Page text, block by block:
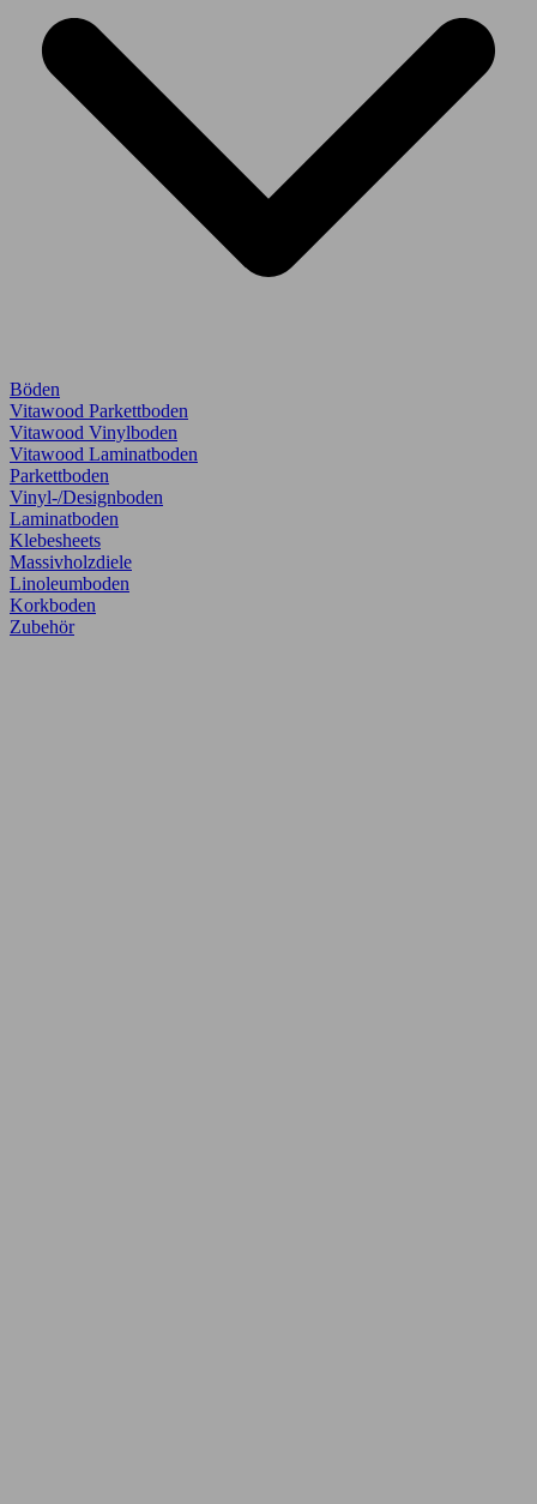
Böden
Vitawood Parkettboden
Vitawood Vinylboden
Vitawood Laminatboden
Parkettboden
Vinyl-/Designboden
Laminatboden
Klebesheets
Massivholzdiele
Linoleumboden
Korkboden
Zubehör